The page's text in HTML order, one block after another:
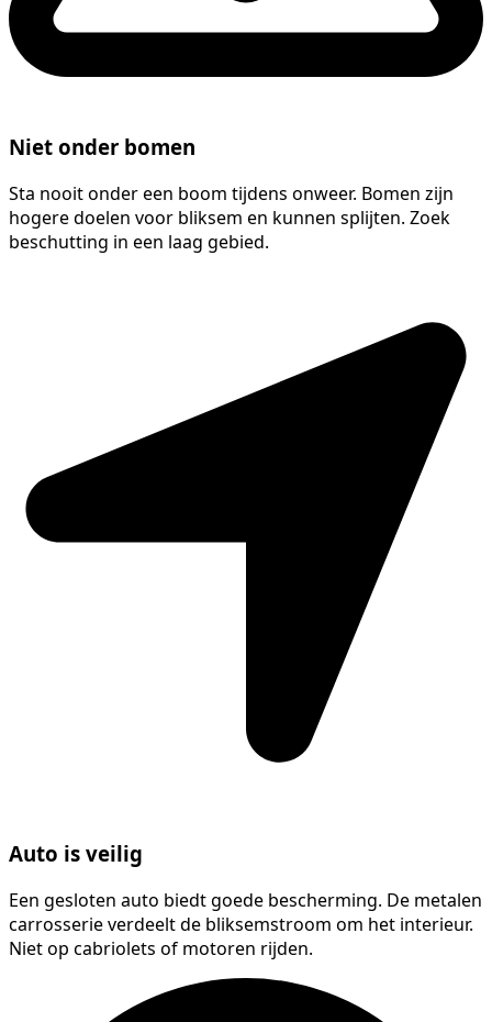
Niet onder bomen
Sta nooit onder een boom tijdens onweer. Bomen zijn
hogere doelen voor bliksem en kunnen splijten. Zoek
beschutting in een laag gebied.
Auto is veilig
Een gesloten auto biedt goede bescherming. De metalen
carrosserie verdeelt de bliksemstroom om het interieur.
Niet op cabriolets of motoren rijden.